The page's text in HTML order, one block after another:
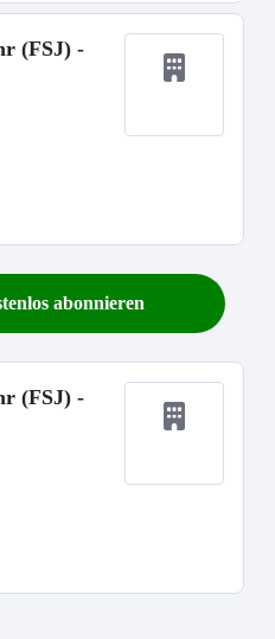
(FSJ) -
abonnieren
(FSJ) -